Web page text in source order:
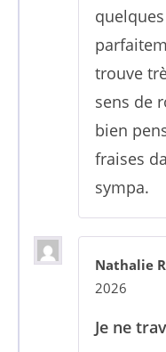
trouve
sens de
bien
fraises
sympa.
Nathalie
2026
Je ne